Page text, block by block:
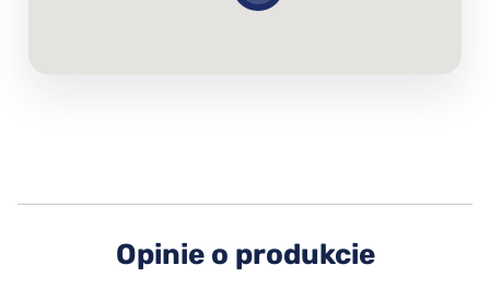
Opinie o produkcie